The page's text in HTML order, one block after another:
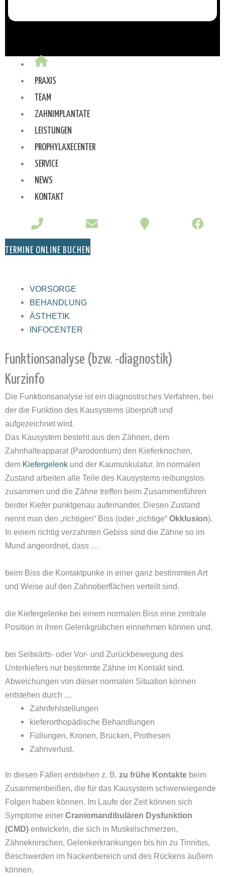
PRAXIS
TEAM
ZAHNIMPLANTATE
LEISTUNGEN
PROPHYLAXECENTER
SERVICE
NEWS
KONTAKT
TERMINE ONLINE BUCHEN
VORSORGE
BEHANDLUNG
ÄSTHETIK
INFOCENTER
Funktionsanalyse (bzw. -diagnostik)
Kurzinfo
Die Funktionsanalyse ist ein diagnostisches Verfahren, bei
der die Funktion des Kausystems überprüft und
aufgezeichnet wird.
Das Kausystem besteht aus den Zähnen, dem
Zahnhalteapparat (Parodontium) den Kieferknochen,
dem Kiefergelenk und der Kaumuskulatur. Im normalen
Zustand arbeiten alle Teile des Kausystems reibungslos
zusammen und die Zähne treffen beim Zusammenführen
beider Kiefer punktgenau aufeinander. Diesen Zustand
nennt man den „richtigen“ Biss (oder „richtige“ Okklusion).
In einem richtig verzahnten Gebiss sind die Zähne so im
Mund angeordnet, dass …
beim Biss die Kontaktpunke in einer ganz bestimmten Art
und Weise auf den Zahnoberflächen verteilt sind.
die Kiefergelenke bei einem normalen Biss eine zentrale
Position in ihren Gelenkgrübchen einnehmen können und.
bei Seitwärts- oder Vor- und Zurückbewegung des
Unterkiefers nur bestimmte Zähne im Kontakt sind.
Abweichungen von dieser normalen Situation können
entstehen durch …
Zahnfehlstellungen
kieferorthopädische Behandlungen
Füllungen, Kronen, Brücken, Prothesen
Zahnverlust.
In diesen Fällen entstehen z. B. zu frühe Kontakte beim
Zusammenbeißen, die für das Kausystem schwerwiegende
Folgen haben können. Im Laufe der Zeit können sich
Symptome einer Craniomandibulären Dysfunktion
(CMD) entwickeln, die sich in Muskelschmerzen,
Zähneknirschen, Gelenkerkrankungen bis hin zu Tinnitus,
Beschwerden im Nackenbereich und des Rückens äußern
können.